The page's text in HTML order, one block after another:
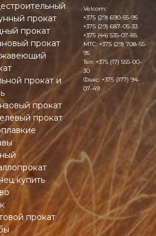
прокат
прокат
прокат
прокат и
прокат
прокат
купить
прокат
Velcom:
+375 (29) 690-55-95
+375 (29) 687-05-33
+375 (44) 535-07-85
MTC:+375 (29) 708-55-
95
Тел: +375 (17) 555-00-
30
Факс: +375 (177) 94-
07-49